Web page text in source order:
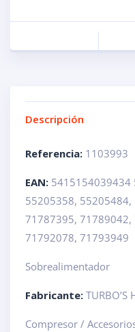
Descripción
Referencia: 1103993
EAN: 5415154039434
55205358,
71787395,
71792078, 71793949
Sobrealimentador
Fabricante: TURBO’S
Compresor /